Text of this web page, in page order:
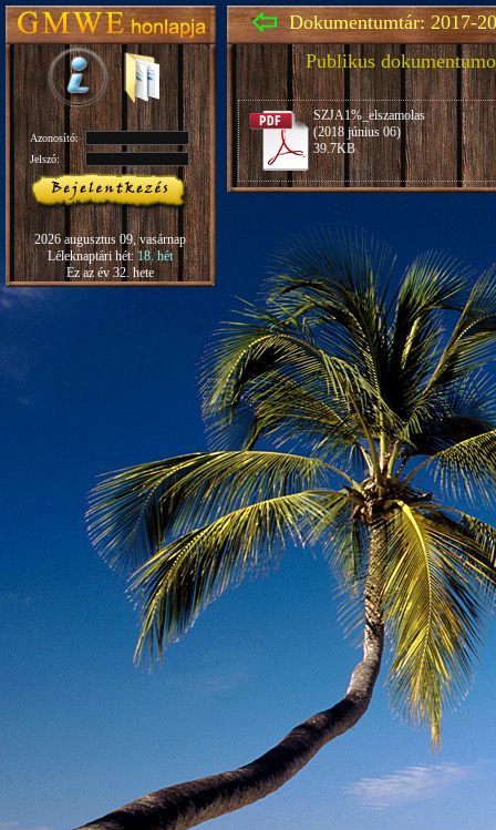
Azonosító:
Jelszó:
2026 augusztus 09, vasárnap
Léleknaptári hét:18. hét
Ez az év 32. hete
Dokumentumtár: 2017-
Publikus
SZJA1%_elszamolas
(2018 június 06)
39.7KB